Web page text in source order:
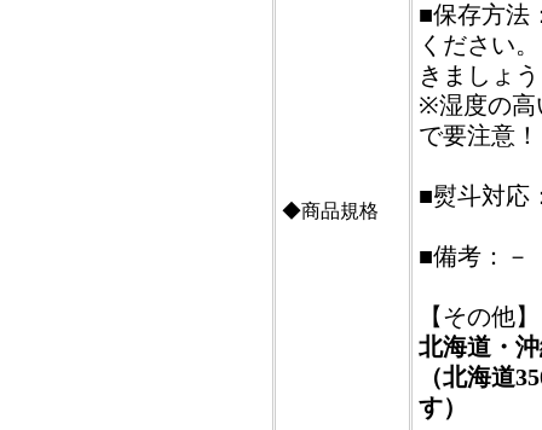
◆商品規格
■保存方法
ください
きましょ
※湿度の高
で要注意！
■熨斗対応
■備考：－
【その他】
北海道・
（北海道
す）